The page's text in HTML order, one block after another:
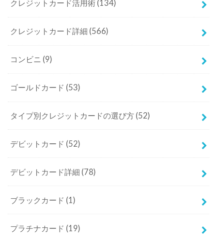
クレジットカード活用術 (134)
クレジットカード詳細 (566)
コンビニ (9)
ゴールドカード (53)
タイプ別クレジットカードの選び方 (52)
デビットカード (52)
デビットカード詳細 (78)
ブラックカード (1)
プラチナカード (19)